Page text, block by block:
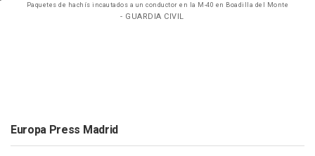
Paquetes de hachís incautados a un conductor en la M-40 en Boadilla del Monte
- GUARDIA CIVIL
Europa Press Madrid